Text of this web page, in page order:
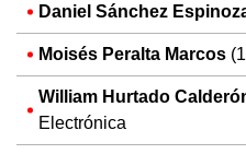
Daniel Sánchez
Moisés Peralta Marcos
William Hurtado
Electrónica